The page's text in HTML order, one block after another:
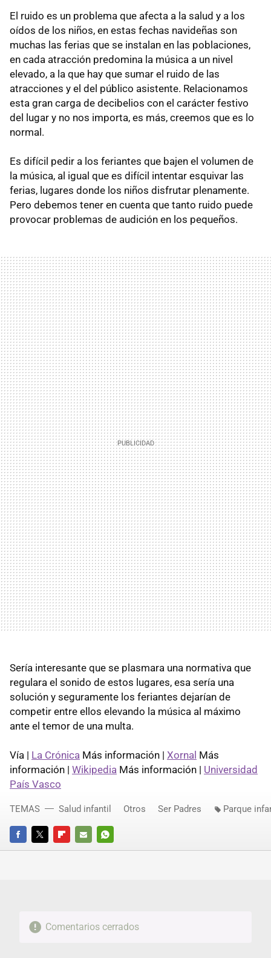
El ruido es un problema que afecta a la salud y a los
oídos de los niños, en estas fechas navideñas son
muchas las ferias que se instalan en las poblaciones,
en cada atracción predomina la música a un nivel
elevado, a la que hay que sumar el ruido de las
atracciones y el del público asistente. Relacionamos
esta gran carga de decibelios con el carácter festivo
del lugar y no nos importa, es más, creemos que es lo
normal.
Es difícil pedir a los feriantes que bajen el volumen de
la música, al igual que es difícil intentar esquivar las
ferias, lugares donde los niños disfrutar plenamente.
Pero debemos tener en cuenta que tanto ruido puede
provocar problemas de audición en los pequeños.
Sería interesante que se plasmara una normativa que
regulara el sonido de estos lugares, esa sería una
solución y seguramente los feriantes dejarían de
competir entre ellos elevando la música al máximo
ante el temor de una multa.
Vía | La Crónica Más información | Xornal Más
información | Wikipedia Más información | Universidad
País Vasco
FACEBOOKTWITTERFLIPBOARD
E-
WHATSAPP
TEMAS Salud infantil Otros Ser Padres Parque
Comentarios cerrados